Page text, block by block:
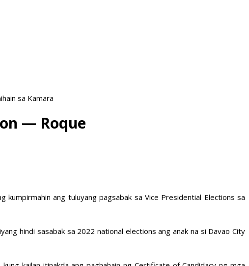
sa Kamara
— Roque
ang tuluyang pagsabak sa Vice Presidential Elections sa
hindi sasabak sa 2022 national elections ang anak na si Davao City